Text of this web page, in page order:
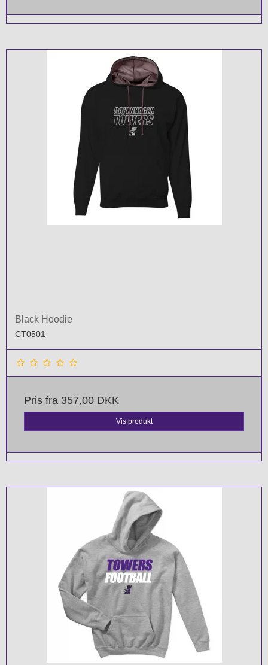
Black Hoodie
CT0501
Pris fra 357,00 DKK
Vis produkt